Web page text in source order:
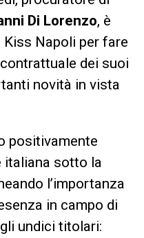
Di Lorenzo, è
Napoli per fare
dei suoi
novità in vista
positivamente
italiana sotto la
l’importanza
in campo di
undici titolari: